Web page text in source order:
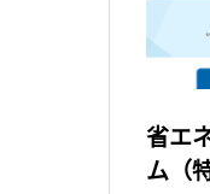
省エ
ム（